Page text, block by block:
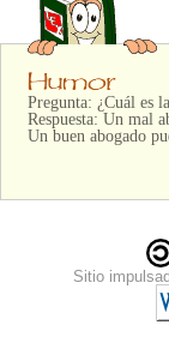
Pregunta: ¿Cuál es
Respuesta: Un mal
Un buen abogado
Sitio